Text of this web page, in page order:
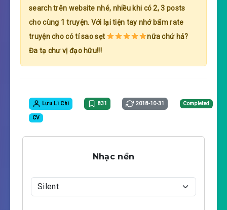
search trên website nhé, nhiều khi có 2, 3 posts
cho cùng 1 truyện. Với lại tiện tay nhớ bấm rate
truyện cho có tí sao sẹt
nữa chứ hả?
Đa tạ chư vị đạo hữu!!!
Lưu Li Chi 831 2018-10-31 Completed
CV
Nhạc nền